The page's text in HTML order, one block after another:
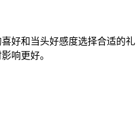
好和当头好感度选择合适的礼
响更好。